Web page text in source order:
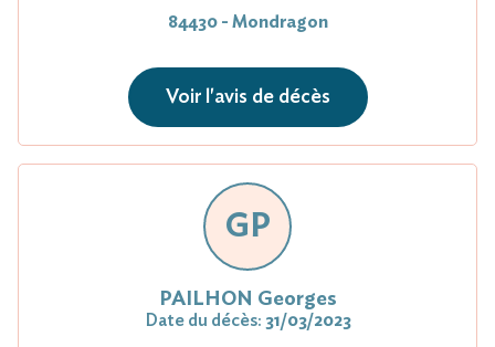
84430 - Mondragon
Voir l'avis de décès
GP
PAILHON Georges
Date du décès: 31/03/2023